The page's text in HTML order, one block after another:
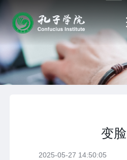
变脸
2025-05-27 14:50:05